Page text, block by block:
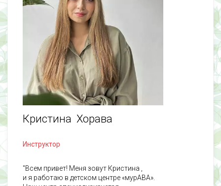
Кристина Хорава
Инструктор
"Всем привет! Меня зовут Кристина ,
и я работаю в детском центре «мурАВА».